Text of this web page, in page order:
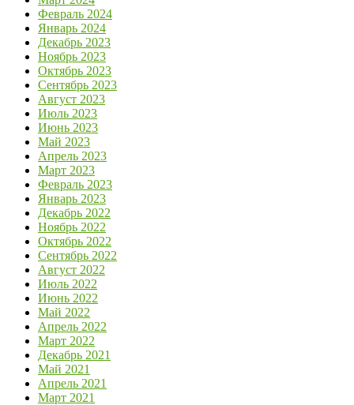
Февраль 2024
Январь 2024
Декабрь 2023
Ноябрь 2023
Октябрь 2023
Сентябрь 2023
Август 2023
Июль 2023
Июнь 2023
Май 2023
Апрель 2023
Март 2023
Февраль 2023
Январь 2023
Декабрь 2022
Ноябрь 2022
Октябрь 2022
Сентябрь 2022
Август 2022
Июль 2022
Июнь 2022
Май 2022
Апрель 2022
Март 2022
Декабрь 2021
Май 2021
Апрель 2021
Март 2021